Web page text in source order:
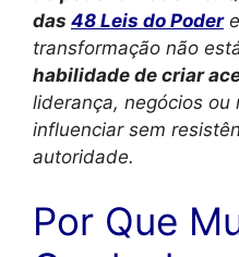
das 48 Leis do Poder
transformação não
habilidade de criar
liderança, negócios ou
influenciar sem
autoridade.
Por Que